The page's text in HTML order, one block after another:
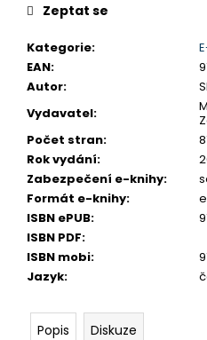
Kategorie:
EAN:
Autor:
Vydavatel:
Počet stran:
Rok vydání:
Zabezpečení e-knihy:
Formát e-knihy:
ISBN ePUB:
ISBN PDF:
ISBN mobi:
Jazyk:
Zeptat se
Popis Diskuze
u
e
m
e